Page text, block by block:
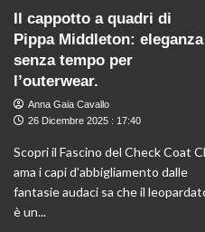
della
Maternità
in
Italia
Oggi:
Pressioni,
Scelte
Realtà
Il cappotto a quadri di
Pippa Middleton: eleganza
senza tempo per
l’outerwear.
Anna Gaia Cavallo
26 Dicembre 2025 : 17:40
Scopri il Fascino del Check Coat
ama i capi d'abbigliamento dalle
fantasie audaci sa che il
è un...